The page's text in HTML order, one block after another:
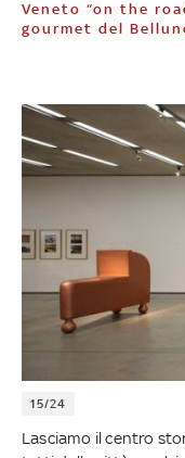
Veneto “on the road”, viaggio tra i rifugi e le baite
gourmet del
15/24
Lasciamo il centro